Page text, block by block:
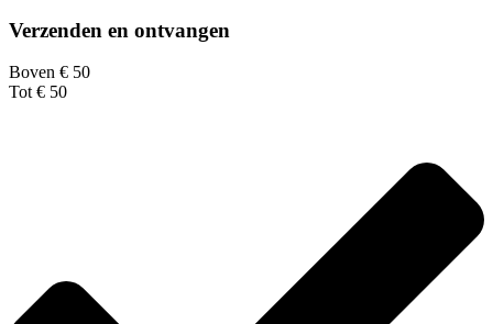
Verzenden en ontvangen
Boven € 50
Tot € 50